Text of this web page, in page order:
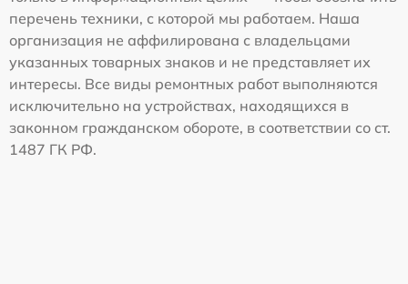
перечень техники, с которой мы работаем. Наша
организация не аффилирована с владельцами
указанных товарных знаков и не представляет их
интересы. Все виды ремонтных работ выполняются
исключительно на устройствах, находящихся в
законном гражданском обороте, в соответствии со ст.
1487 ГК РФ.